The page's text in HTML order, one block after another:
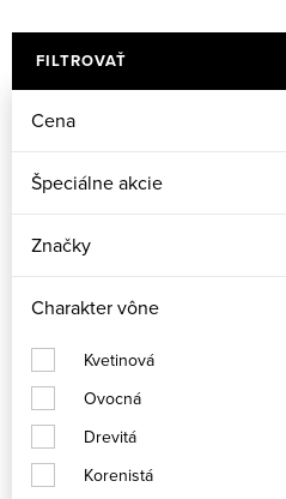
FILTROVAŤ
Cena
Špeciálne akcie
Značky
Charakter vône
Kvetinová
Ovocná
Drevitá
Korenistá